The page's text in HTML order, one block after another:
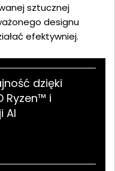
sztucznej
designu
efektywniej.
dzięki
Ryzen™ i
AI